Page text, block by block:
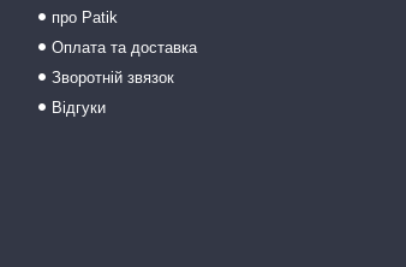
про Patik
Оплата та доставка
Зворотній звязок
Відгуки